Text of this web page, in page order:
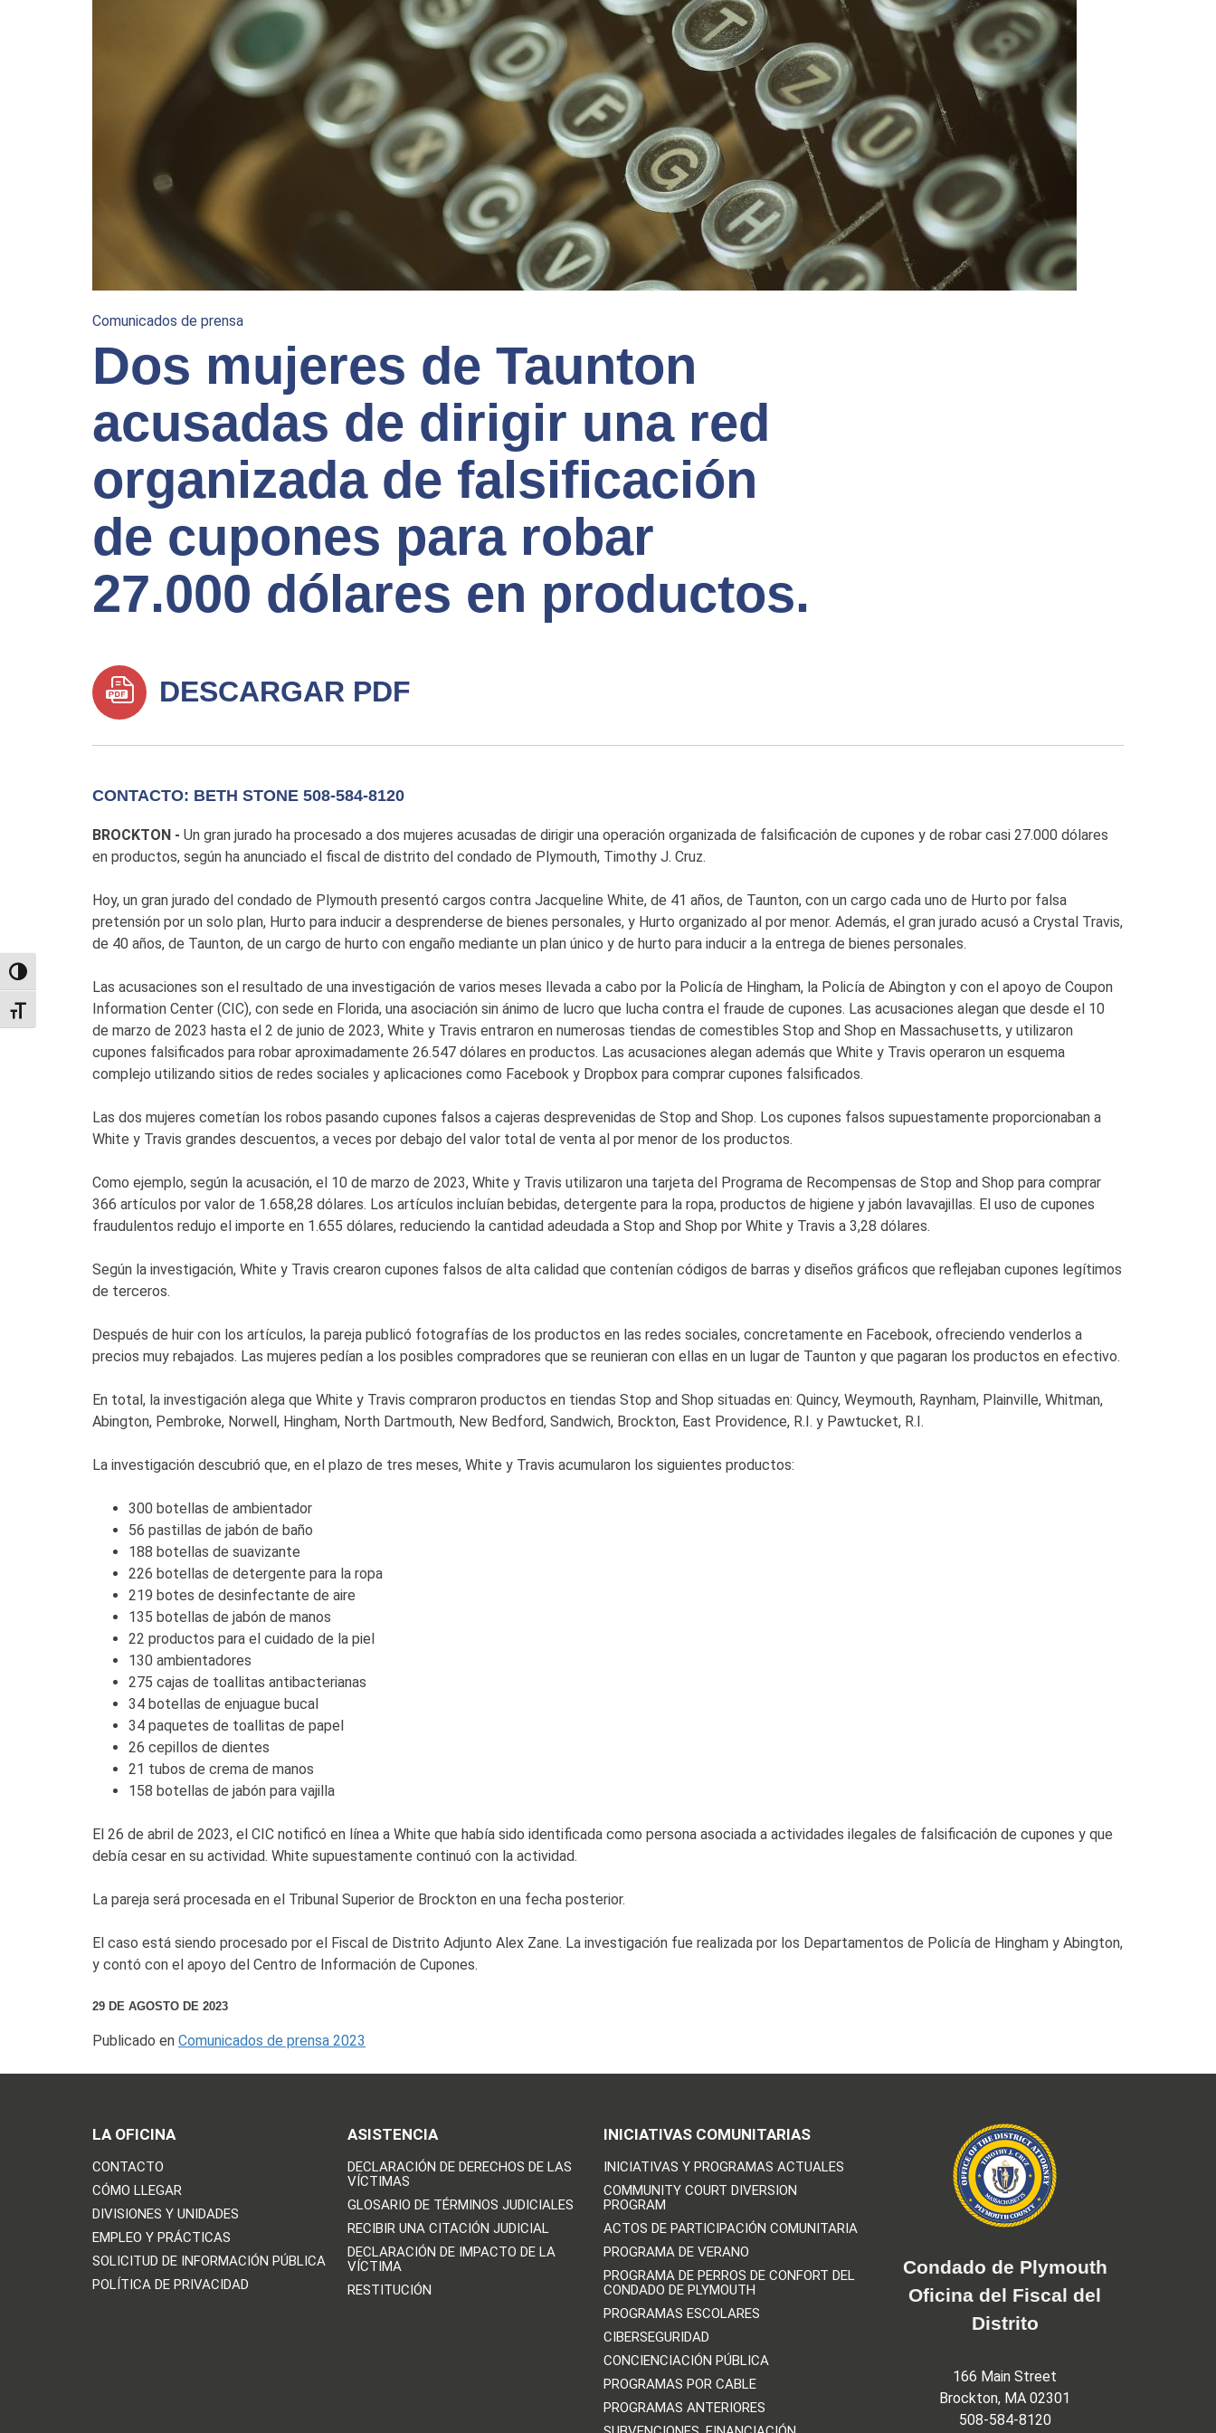
TOGGLE HIGH CONTRAST
TOGGLE FONT SIZE
Comunicados de prensa
Dos mujeres de Taunton
acusadas de dirigir una red
organizada de falsificación
de cupones para robar
27.000 dólares en productos.
DESCARGAR PDF
CONTACTO: BETH STONE 508-584-8120
BROCKTON - Un gran jurado ha procesado a dos mujeres acusadas de dirigir una operación organizada de falsificación de cupones y de robar casi 27.000 dólares
en productos, según ha anunciado el fiscal de distrito del condado de Plymouth, Timothy J. Cruz.
Hoy, un gran jurado del condado de Plymouth presentó cargos contra Jacqueline White, de 41 años, de Taunton, con un cargo cada uno de Hurto por falsa
pretensión por un solo plan, Hurto para inducir a desprenderse de bienes personales, y Hurto organizado al por menor. Además, el gran jurado acusó a Crystal Travis,
de 40 años, de Taunton, de un cargo de hurto con engaño mediante un plan único y de hurto para inducir a la entrega de bienes personales.
Las acusaciones son el resultado de una investigación de varios meses llevada a cabo por la Policía de Hingham, la Policía de Abington y con el apoyo de Coupon
Information Center (CIC), con sede en Florida, una asociación sin ánimo de lucro que lucha contra el fraude de cupones. Las acusaciones alegan que desde el 10
de marzo de 2023 hasta el 2 de junio de 2023, White y Travis entraron en numerosas tiendas de comestibles Stop and Shop en Massachusetts, y utilizaron
cupones falsificados para robar aproximadamente 26.547 dólares en productos. Las acusaciones alegan además que White y Travis operaron un esquema
complejo utilizando sitios de redes sociales y aplicaciones como Facebook y Dropbox para comprar cupones falsificados.
Las dos mujeres cometían los robos pasando cupones falsos a cajeras desprevenidas de Stop and Shop. Los cupones falsos supuestamente proporcionaban a
White y Travis grandes descuentos, a veces por debajo del valor total de venta al por menor de los productos.
Como ejemplo, según la acusación, el 10 de marzo de 2023, White y Travis utilizaron una tarjeta del Programa de Recompensas de Stop and Shop para comprar
366 artículos por valor de 1.658,28 dólares. Los artículos incluían bebidas, detergente para la ropa, productos de higiene y jabón lavavajillas. El uso de cupones
fraudulentos redujo el importe en 1.655 dólares, reduciendo la cantidad adeudada a Stop and Shop por White y Travis a 3,28 dólares.
Según la investigación, White y Travis crearon cupones falsos de alta calidad que contenían códigos de barras y diseños gráficos que reflejaban cupones legítimos
de terceros.
Después de huir con los artículos, la pareja publicó fotografías de los productos en las redes sociales, concretamente en Facebook, ofreciendo venderlos a
precios muy rebajados. Las mujeres pedían a los posibles compradores que se reunieran con ellas en un lugar de Taunton y que pagaran los productos en efectivo.
En total, la investigación alega que White y Travis compraron productos en tiendas Stop and Shop situadas en: Quincy, Weymouth, Raynham, Plainville, Whitman,
Abington, Pembroke, Norwell, Hingham, North Dartmouth, New Bedford, Sandwich, Brockton, East Providence, R.I. y Pawtucket, R.I.
La investigación descubrió que, en el plazo de tres meses, White y Travis acumularon los siguientes productos:
300 botellas de ambientador
56 pastillas de jabón de baño
188 botellas de suavizante
226 botellas de detergente para la ropa
219 botes de desinfectante de aire
135 botellas de jabón de manos
22 productos para el cuidado de la piel
130 ambientadores
275 cajas de toallitas antibacterianas
34 botellas de enjuague bucal
34 paquetes de toallitas de papel
26 cepillos de dientes
21 tubos de crema de manos
158 botellas de jabón para vajilla
El 26 de abril de 2023, el CIC notificó en línea a White que había sido identificada como persona asociada a actividades ilegales de falsificación de cupones y que
debía cesar en su actividad. White supuestamente continuó con la actividad.
La pareja será procesada en el Tribunal Superior de Brockton en una fecha posterior.
El caso está siendo procesado por el Fiscal de Distrito Adjunto Alex Zane. La investigación fue realizada por los Departamentos de Policía de Hingham y Abington,
y contó con el apoyo del Centro de Información de Cupones.
29 DE AGOSTO DE 2023
Publicado en Comunicados de prensa 2023
LA OFICINA
CONTACTO
CÓMO LLEGAR
DIVISIONES Y UNIDADES
EMPLEO Y PRÁCTICAS
SOLICITUD DE INFORMACIÓN PÚBLICA
POLÍTICA DE PRIVACIDAD
ASISTENCIA
DECLARACIÓN DE DERECHOS DE LAS
VÍCTIMAS
GLOSARIO DE TÉRMINOS JUDICIALES
RECIBIR UNA CITACIÓN JUDICIAL
DECLARACIÓN DE IMPACTO DE LA
VÍCTIMA
RESTITUCIÓN
INICIATIVAS COMUNITARIAS
INICIATIVAS Y PROGRAMAS ACTUALES
COMMUNITY COURT DIVERSION
PROGRAM
ACTOS DE PARTICIPACIÓN COMUNITARIA
PROGRAMA DE VERANO
PROGRAMA DE PERROS DE CONFORT DEL
CONDADO DE PLYMOUTH
PROGRAMAS ESCOLARES
CIBERSEGURIDAD
CONCIENCIACIÓN PÚBLICA
PROGRAMAS POR CABLE
PROGRAMAS ANTERIORES
Condado de Plymouth
Oficina del Fiscal del
Distrito
166 Main Street
Brockton, MA 02301
508-584-8120